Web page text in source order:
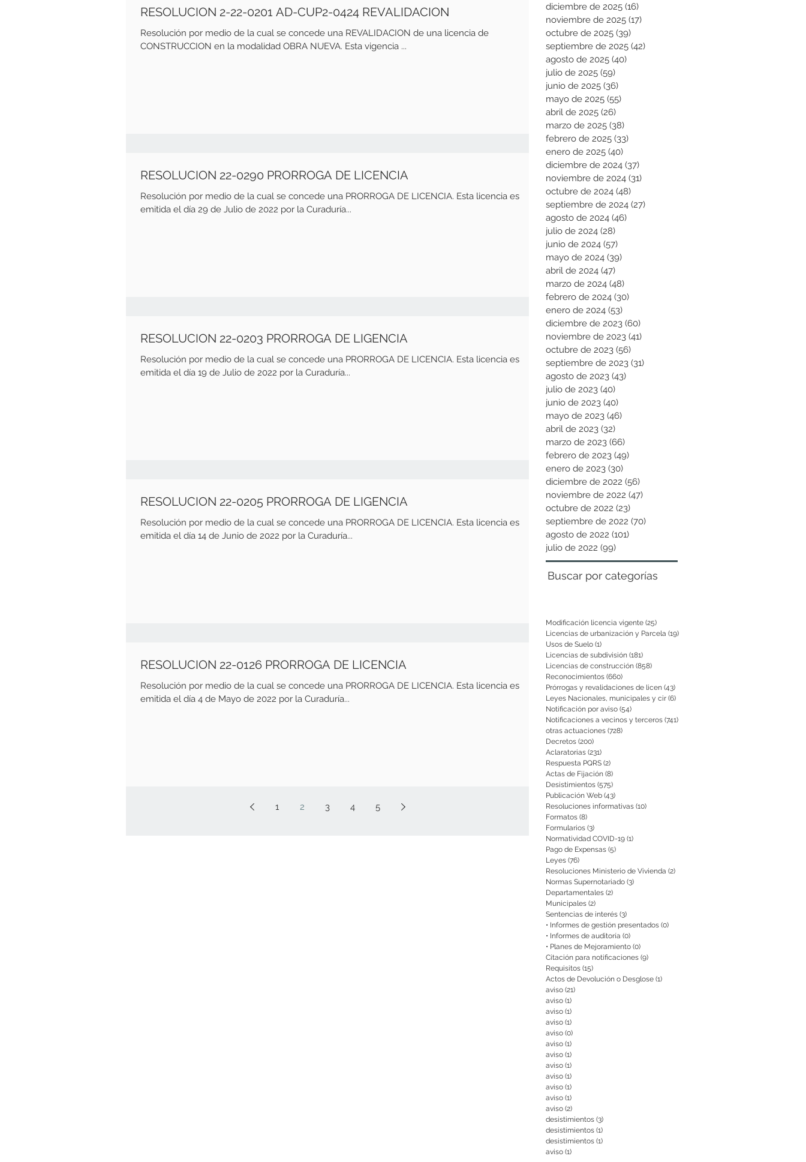
RESOLUCION 2-22-0201 AD-CUP2-0424 REVALIDACION
Resolución por medio de la cual se concede una REVALIDACION de una licencia de
CONSTRUCCION en la modalidad OBRA NUEVA. Esta vigencia ...
RESOLUCION 22-0290 PRORROGA DE LICENCIA
Resolución por medio de la cual se concede una PRORROGA DE LICENCIA. Esta licencia es
emitida el día 29 de Julio de 2022 por la Curaduría...
RESOLUCION 22-0203 PRORROGA DE LIGENCIA
Resolución por medio de la cual se concede una PRORROGA DE LICENCIA. Esta licencia es
emitida el día 19 de Julio de 2022 por la Curaduría...
RESOLUCION 22-0205 PRORROGA DE LIGENCIA
Resolución por medio de la cual se concede una PRORROGA DE LICENCIA. Esta licencia es
emitida el día 14 de Junio de 2022 por la Curaduría...
RESOLUCION 22-0126 PRORROGA DE LICENCIA
Resolución por medio de la cual se concede una PRORROGA DE LICENCIA. Esta licencia es
emitida el día 4 de Mayo de 2022 por la Curaduría...
1 2 3 4 5
diciembre de 2025 (16)
noviembre de 2025 (17)
octubre de 2025 (39)
septiembre de 2025 (42)
agosto de 2025 (40)
julio de 2025 (59)
junio de 2025 (36)
mayo de 2025 (55)
abril de 2025 (26)
marzo de 2025 (38)
febrero de 2025 (33)
enero de 2025 (40)
diciembre de 2024 (37)
noviembre de 2024 (31)
octubre de 2024 (48)
septiembre de 2024 (27)
agosto de 2024 (46)
julio de 2024 (28)
junio de 2024 (57)
mayo de 2024 (39)
abril de 2024 (47)
marzo de 2024 (48)
febrero de 2024 (30)
enero de 2024 (53)
diciembre de 2023 (60)
noviembre de 2023 (41)
octubre de 2023 (56)
septiembre de 2023 (31)
agosto de 2023 (43)
julio de 2023 (40)
junio de 2023 (40)
mayo de 2023 (46)
abril de 2023 (32)
marzo de 2023 (66)
febrero de 2023 (49)
enero de 2023 (30)
diciembre de 2022 (56)
noviembre de 2022 (47)
octubre de 2022 (23)
septiembre de 2022 (70)
agosto de 2022 (101)
julio de 2022 (99)
Buscar por categorías
Modificación licencia vigente (25)
Licencias de urbanización y Parcela (19)
Usos de Suelo (1)
Licencias de subdivisión (181)
Licencias de construcción (858)
Reconocimientos (660)
Prórrogas y revalidaciones de licen (43)
Leyes Nacionales, municipales y cir (6)
Notificación por aviso (54)
Notificaciones a vecinos y terceros (741)
otras actuaciones (728)
Decretos (200)
Aclaratorias (231)
Respuesta PQRS (2)
Actas de Fijación (8)
Desistimientos (575)
Publicación Web (43)
Resoluciones informativas (10)
Formatos (8)
Formularios (3)
Normatividad COVID-19 (1)
Pago de Expensas (5)
Leyes (76)
Resoluciones Ministerio de Vivienda (2)
Normas Supernotariado (3)
Departamentales (2)
Municipales (2)
Sentencias de interés (3)
• Informes de gestión presentados (0)
• Informes de auditoría (0)
• Planes de Mejoramiento (0)
Citación para notificaciones (9)
Requisitos (15)
Actos de Devolución o Desglose (1)
aviso (21)
aviso (1)
aviso (1)
aviso (1)
aviso (0)
aviso (1)
aviso (1)
aviso (1)
aviso (1)
aviso (1)
aviso (1)
aviso (2)
desistimientos (3)
desistimientos (1)
desistimientos (1)
aviso (1)